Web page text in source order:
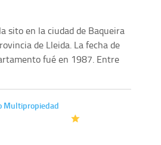
sito en la ciudad de Baqueira
de Lleida. La fecha de
fué en 1987. Entre
Multipropiedad